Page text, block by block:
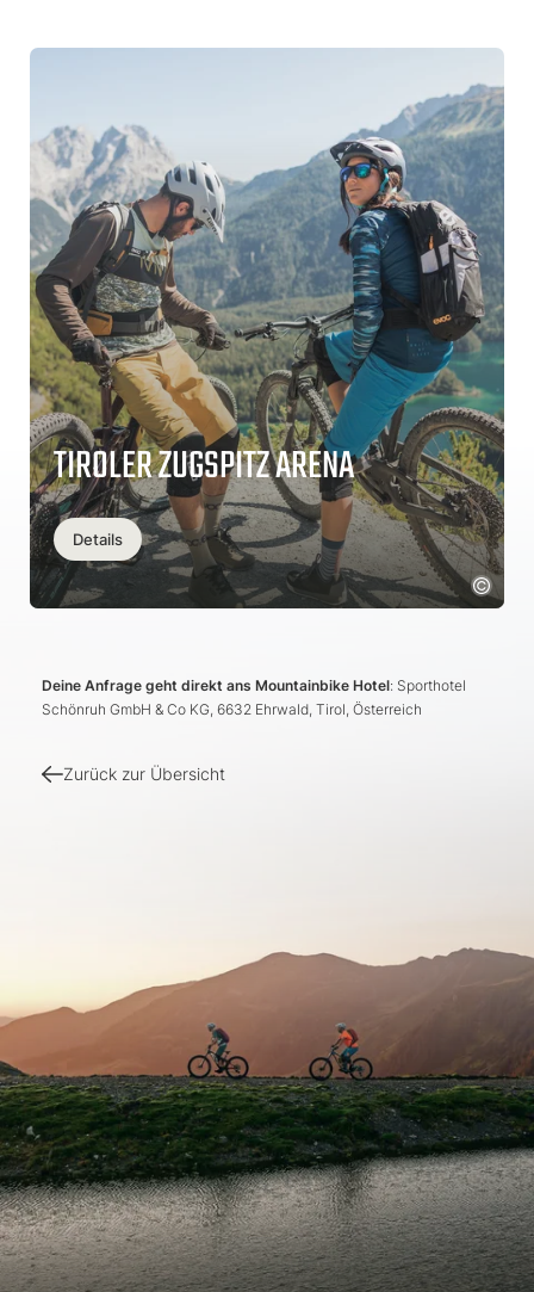
TIROLER ZUGSPITZ ARENA
Details
Deine Anfrage geht direkt ans Mountainbike Hotel: Sporthotel
Schönruh GmbH & Co KG, 6632 Ehrwald, Tirol, Österreich
Zurück zur Übersicht